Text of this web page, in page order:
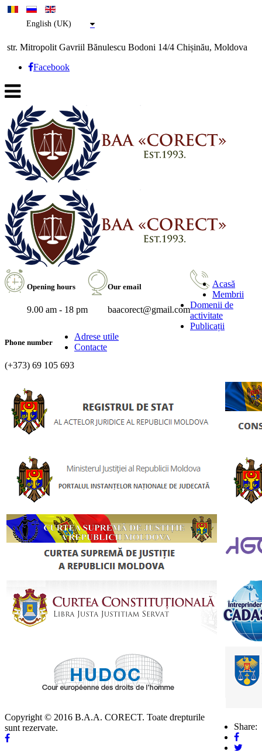
English (UK)
str. Mitropolit Gavriil Bănulescu Bodoni 14/4 Chișinău, Moldova
Facebook
Opening hours
9.00 am - 18 pm
Our email
baacorect@gmail.com
Phone number
(+373) 69 105 693
Acasă
Membrii
Domenii de
activitate
Publicații
Adrese utile
Contacte
Share:
Copyright © 2016 B.A.A. CORECT. Toate drepturile
sunt rezervate.